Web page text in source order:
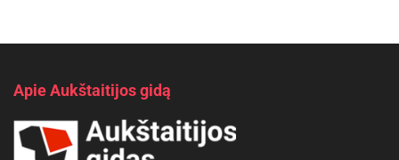
Apie Aukštaitijos gidą